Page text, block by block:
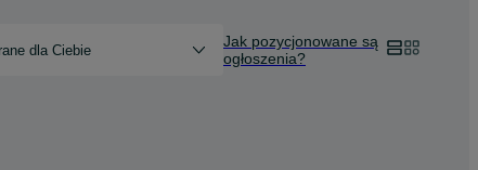
dla Ciebie
Jak pozycjonowane są
ogłoszenia?